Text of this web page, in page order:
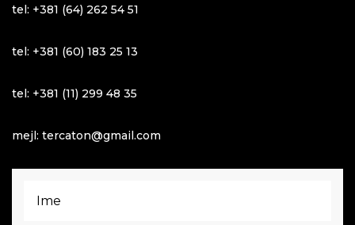
tel: +381 (64) 262 54 51
tel: +381 (60) 183 25 13
tel: +381 (11) 299 48 35
mejl: tercaton@gmail.com